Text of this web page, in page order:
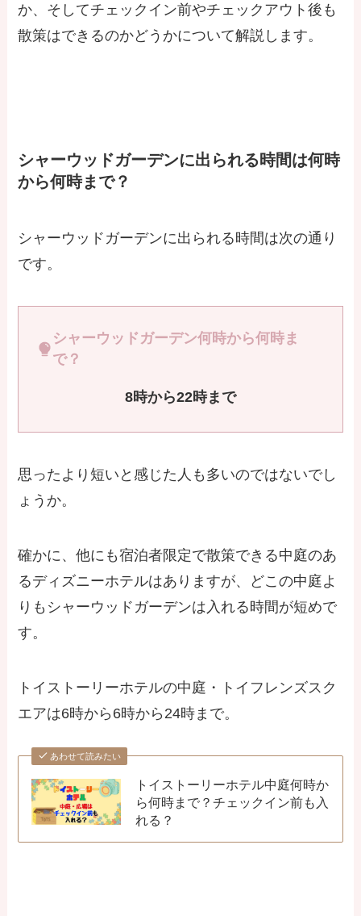
か、そしてチェックイン前やチェックアウト後も
散策はできるのかどうかについて解説します。
シャーウッドガーデンに出られる時間は何時
から何時まで？
シャーウッドガーデンに出られる時間は次の通り
です。
シャーウッドガーデン何時から何時ま
で？
8時から22時まで
思ったより短いと感じた人も多いのではないでし
ょうか。
確かに、他にも宿泊者限定で散策できる中庭のあ
るディズニーホテルはありますが、どこの中庭よ
りもシャーウッドガーデンは入れる時間が短めで
す。
トイストーリーホテルの中庭・トイフレンズスク
エアは6時から6時から24時まで。
あわせて読みたい
トイストーリーホテル中庭何時か
ら何時まで？チェックイン前も入
れる？